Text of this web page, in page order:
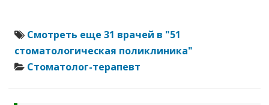
Смотреть еще 31 врачей в "51
стоматологическая поликлиника"
Стоматолог-терапевт